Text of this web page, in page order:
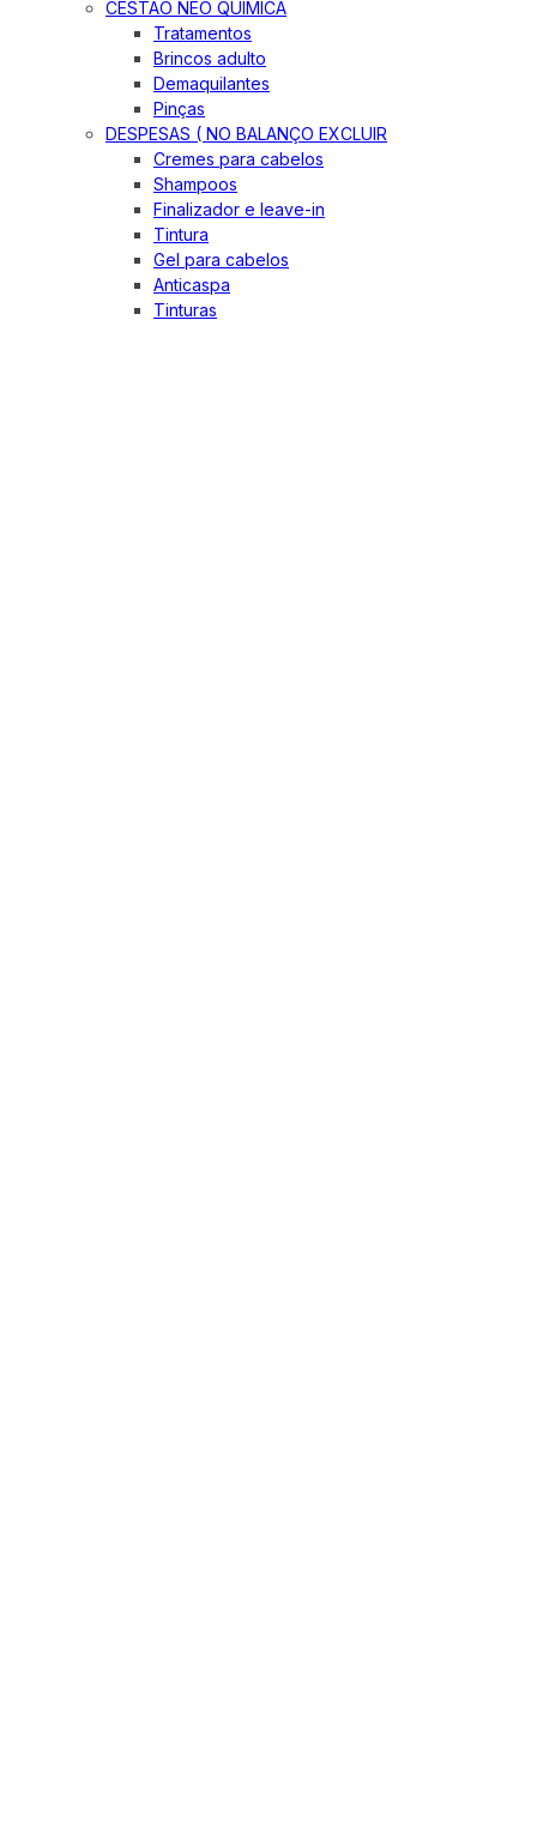
CESTÃO NEO QUIMICA
Tratamentos
Brincos adulto
Demaquilantes
Pinças
DESPESAS ( NO BALANÇO EXCLUIR
Cremes para cabelos
Shampoos
Finalizador e leave-in
Tintura
Gel para cabelos
Anticaspa
Tinturas